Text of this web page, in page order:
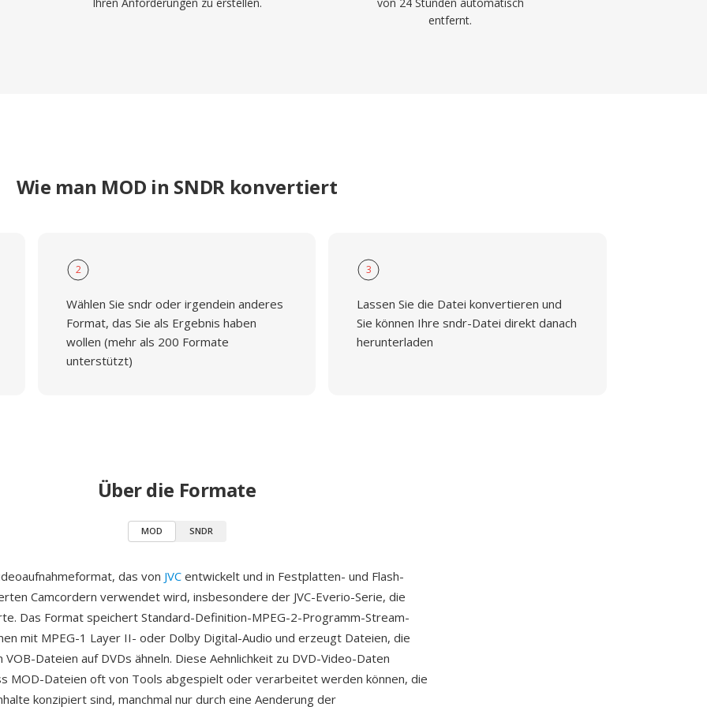
entfernt.
Wie man MOD in SNDR konvertiert
2
Wählen Sie sndr oder irgendein anderes
Format, das Sie als Ergebnis haben
wollen (mehr als 200 Formate
unterstützt)
3
Lassen Sie die Datei konvertieren und
Sie können Ihre sndr-Datei direkt danach
herunterladen
Über die Formate
MOD SNDR
das von JVC entwickelt und in Festplatten- und Flash-
Camcordern verwendet wird, insbesondere der JVC-Everio-Serie, die
Das Format speichert Standard-Definition-MPEG-2-Programm-Stream-
mit MPEG-1 Layer II- oder Dolby Digital-Audio und erzeugt Dateien, die
Dateien auf DVDs ähneln. Diese Aehnlichkeit zu DVD-Video-Daten
MOD-Dateien oft von Tools abgespielt oder verarbeitet werden können, die
konzipiert sind, manchmal nur durch eine Aenderung der